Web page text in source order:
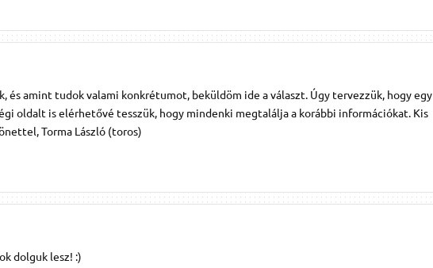
és amint tudok valami konkrétumot, beküldöm ide a választ. Úgy tervezzük, hogy egy
oldalt is elérhetővé tesszük, hogy mindenki megtalálja a korábbi információkat. Kis
Torma László (toros)
dolguk lesz! :)